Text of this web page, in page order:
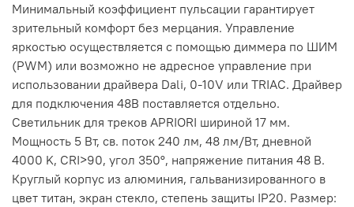
Минимальный коэффициент пульсации гарантирует
зрительный комфорт без мерцания. Управление
яркостью осуществляется с помощью диммера по ШИМ
(PWM) или возможно не адресное управление при
использовании драйвера Dali, 0-10V или TRIAC. Драйвер
для подключения 48В поставляется отдельно.
Светильник для треков APRIORI шириной 17 мм.
Мощность 5 Вт, св. поток 240 лм, 48 лм/Вт, дневной
4000 K, CRI>90, угол 350°, напряжение питания 48 В.
Круглый корпус из алюминия, гальванизированного в
цвет титан, экран стекло, степень защиты IP20. Размер: